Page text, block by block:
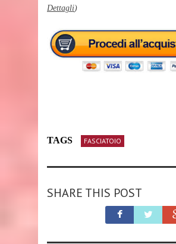
Dettagli)
TAGS FASCIATOIO
SHARE THIS POST